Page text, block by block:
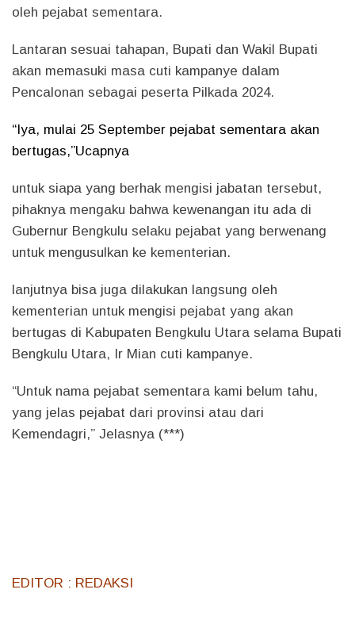
oleh pejabat sementara.
Lantaran sesuai tahapan, Bupati dan Wakil Bupati
akan memasuki masa cuti kampanye dalam
Pencalonan sebagai peserta Pilkada 2024.
“Iya, mulai 25 September pejabat sementara akan
bertugas,”Ucapnya
untuk siapa yang berhak mengisi jabatan tersebut,
pihaknya mengaku bahwa kewenangan itu ada di
Gubernur Bengkulu selaku pejabat yang berwenang
untuk mengusulkan ke kementerian.
lanjutnya bisa juga dilakukan langsung oleh
kementerian untuk mengisi pejabat yang akan
bertugas di Kabupaten Bengkulu Utara selama Bupati
Bengkulu Utara, Ir Mian cuti kampanye.
“Untuk nama pejabat sementara kami belum tahu,
yang jelas pejabat dari provinsi atau dari
Kemendagri,” Jelasnya (***)
EDITOR : REDAKSI